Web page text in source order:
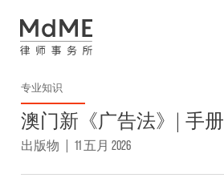
专业知识
澳门新《广告法》| 手册
出版物 | 11 五月 2026